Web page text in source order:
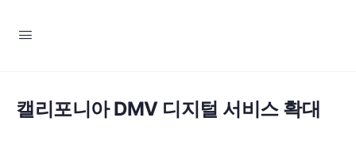
캘리포니아 DMV 디지털 서비스 확대